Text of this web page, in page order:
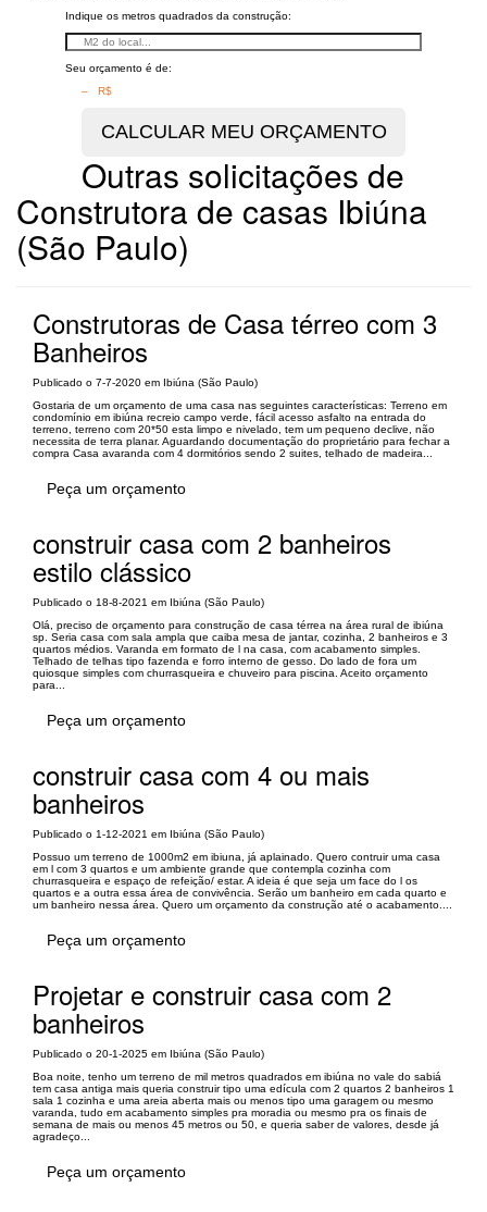
Indique os metros quadrados da construção:
Seu orçamento é de:
– R$
Outras solicitações de
Construtora de casas Ibiúna
(São Paulo)
Construtoras de Casa térreo com 3
Banheiros
Publicado o 7-7-2020 em Ibiúna (São Paulo)
Gostaria de um orçamento de uma casa nas seguintes características: Terreno em
condomínio em ibiúna recreio campo verde, fácil acesso asfalto na entrada do
terreno, terreno com 20*50 esta limpo e nivelado, tem um pequeno declive, não
necessita de terra planar. Aguardando documentação do proprietário para fechar a
compra Casa avaranda com 4 dormitórios sendo 2 suites, telhado de madeira...
Peça um orçamento
construir casa com 2 banheiros
estilo clássico
Publicado o 18-8-2021 em Ibiúna (São Paulo)
Olá, preciso de orçamento para construção de casa térrea na área rural de ibiúna
sp. Seria casa com sala ampla que caiba mesa de jantar, cozinha, 2 banheiros e 3
quartos médios. Varanda em formato de l na casa, com acabamento simples.
Telhado de telhas tipo fazenda e forro interno de gesso. Do lado de fora um
quiosque simples com churrasqueira e chuveiro para piscina. Aceito orçamento
para...
Peça um orçamento
construir casa com 4 ou mais
banheiros
Publicado o 1-12-2021 em Ibiúna (São Paulo)
Possuo um terreno de 1000m2 em ibiuna, já aplainado. Quero contruir uma casa
em l com 3 quartos e um ambiente grande que contempla cozinha com
churrasqueira e espaço de refeição/ estar. A ideia é que seja um face do l os
quartos e a outra essa área de convivência. Serão um banheiro em cada quarto e
um banheiro nessa área. Quero um orçamento da construção até o acabamento....
Peça um orçamento
Projetar e construir casa com 2
banheiros
Publicado o 20-1-2025 em Ibiúna (São Paulo)
Boa noite, tenho um terreno de mil metros quadrados em ibiúna no vale do sabiá
tem casa antiga mais queria construir tipo uma edícula com 2 quartos 2 banheiros 1
sala 1 cozinha e uma areia aberta mais ou menos tipo uma garagem ou mesmo
varanda, tudo em acabamento simples pra moradia ou mesmo pra os finais de
semana de mais ou menos 45 metros ou 50, e queria saber de valores, desde já
agradeço...
Peça um orçamento